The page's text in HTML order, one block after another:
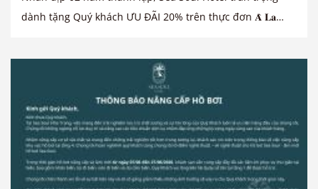
dành tặng Quý khách ƯU ĐÃI 20% trên thực đơn 𝐀̀ 𝐋𝐚